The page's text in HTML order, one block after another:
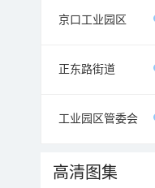
京口工业园区
正东路街道
工业园区管委会
高清图集